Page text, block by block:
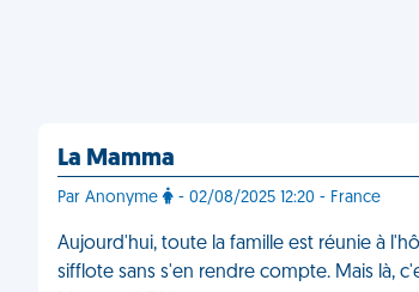
La Mamma
Par Anonyme - 02/08/2025 12:20 - France
Aujourd'hui, toute la famille est réunie à
sifflote sans s'en rendre compte. Mais là,